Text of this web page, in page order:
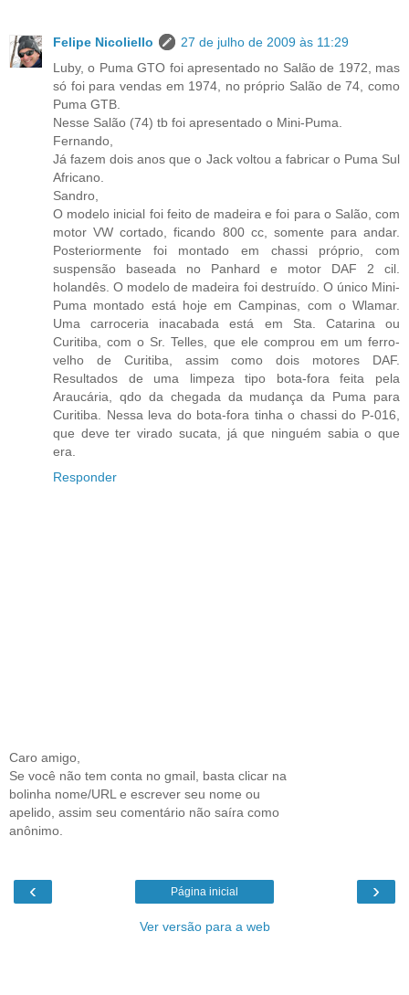
Felipe Nicoliello
27 de julho de 2009 às 11:29
Luby, o Puma GTO foi apresentado no Salão de 1972, mas
só foi para vendas em 1974, no próprio Salão de 74, como
Puma GTB.
Nesse Salão (74) tb foi apresentado o Mini-Puma.
Fernando,
Já fazem dois anos que o Jack voltou a fabricar o Puma Sul
Africano.
Sandro,
O modelo inicial foi feito de madeira e foi para o Salão, com
motor VW cortado, ficando 800 cc, somente para andar.
Posteriormente foi montado em chassi próprio, com
suspensão baseada no Panhard e motor DAF 2 cil.
holandês. O modelo de madeira foi destruído. O único Mini-
Puma montado está hoje em Campinas, com o Wlamar.
Uma carroceria inacabada está em Sta. Catarina ou
Curitiba, com o Sr. Telles, que ele comprou em um ferro-
velho de Curitiba, assim como dois motores DAF.
Resultados de uma limpeza tipo bota-fora feita pela
Araucária, qdo da chegada da mudança da Puma para
Curitiba. Nessa leva do bota-fora tinha o chassi do P-016,
que deve ter virado sucata, já que ninguém sabia o que
era.
Responder
Caro amigo,
Se você não tem conta no gmail, basta clicar na
bolinha nome/URL e escrever seu nome ou
apelido, assim seu comentário não saíra como
anônimo.
‹ ›
Página inicial
Ver versão para a web